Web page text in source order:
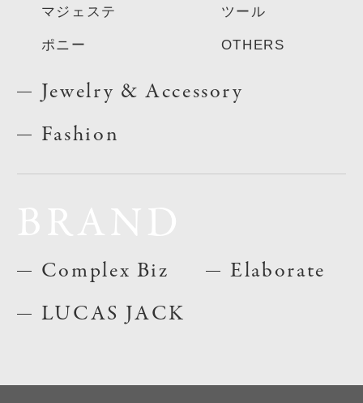
マジェステ
ポニー
ツール
OTHERS
Jewelry & Accessory
Fashion
Complex Biz
LUCAS JACK
Elaborate